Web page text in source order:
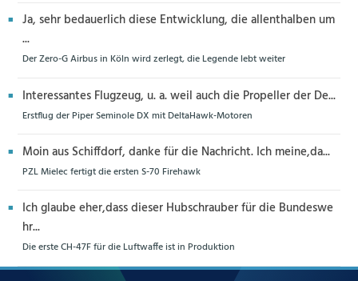
Ja, sehr bedauerlich diese Entwicklung, die allenthalben um
...
Der Zero-G Airbus in Köln wird zerlegt, die Legende lebt weiter
Interessantes Flugzeug, u. a. weil auch die Propeller der De...
Erstflug der Piper Seminole DX mit DeltaHawk-Motoren
Moin aus Schiffdorf, danke für die Nachricht. Ich meine,da...
PZL Mielec fertigt die ersten S-70 Firehawk
Ich glaube eher,dass dieser Hubschrauber für die Bundeswe
hr...
Die erste CH-47F für die Luftwaffe ist in Produktion